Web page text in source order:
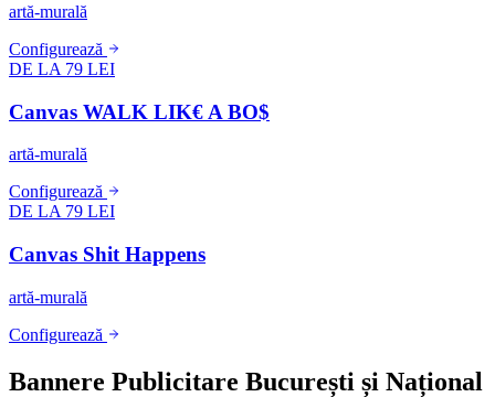
artă-murală
Configurează
DE LA 79 LEI
Canvas WALK LIK€ A BO$
artă-murală
Configurează
DE LA 79 LEI
Canvas Shit Happens
artă-murală
Configurează
Bannere Publicitare București și Național